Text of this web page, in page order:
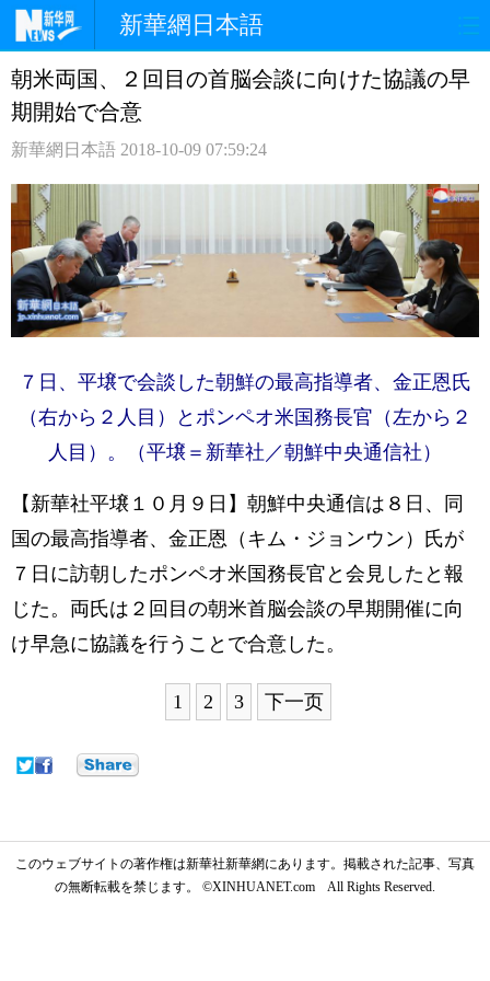
新華網日本語
ホームページ 政治 経済
写真
中日対訳
朝米両国、２回目の首脳会談に向けた協議の早
期開始で合意
新華網日本語 2018-10-09 07:59:24
７日、平壌で会談した朝鮮の最高指導者、金正恩氏
（右から２人目）とポンペオ米国務長官（左から２
人目）。（平壌＝新華社／朝鮮中央通信社）
【新華社平壌１０月９日】朝鮮中央通信は８日、同
国の最高指導者、金正恩（キム・ジョンウン）氏が
７日に訪朝したポンペオ米国務長官と会見したと報
じた。両氏は２回目の朝米首脳会談の早期開催に向
け早急に協議を行うことで合意した。
1 2 3 下一页
このウェブサイトの著作権は新華社新華網にあります。掲載された記事、写真
の無断転載を禁じます。 ©XINHUANET.com All Rights Reserved.